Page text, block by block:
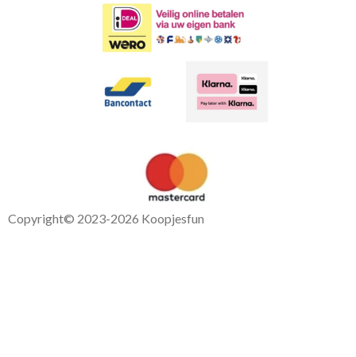
Copyright© 2023-2026 Koopjesfun